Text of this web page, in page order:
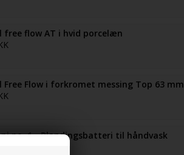
free flow AT i hvid porcelæn
Free Flow i forkromet messing Top 63 mm
no. 1 - Blandingsbatteri til håndvask